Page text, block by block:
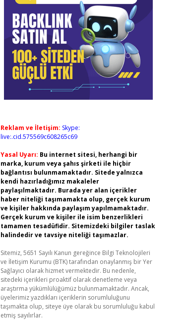
Reklam ve İletişim: Skype:
live:.cid.575569c608265c69
Yasal Uyarı: Bu internet sitesi, herhangi bir
marka, kurum veya şahıs şirketi ile hiçbir
bağlantısı bulunmamaktadır. Sitede yalnızca
kendi hazırladığımız makaleler
paylaşılmaktadır. Burada yer alan içerikler
haber niteliği taşımamakta olup, gerçek kurum
ve kişiler hakkında paylaşım yapılmamaktadır.
Gerçek kurum ve kişiler ile isim benzerlikleri
tamamen tesadüfidir. Sitemizdeki bilgiler taslak
halindedir ve tavsiye niteliği taşımazlar.
Sitemiz, 5651 Sayılı Kanun gereğince Bilgi Teknolojileri
ve İletişim Kurumu (BTK) tarafından onaylanmış bir Yer
Sağlayıcı olarak hizmet vermektedir. Bu nedenle,
sitedeki içerikleri proaktif olarak denetleme veya
araştırma yükümlülüğümüz bulunmamaktadır. Ancak,
üyelerimiz yazdıkları içeriklerin sorumluluğunu
taşımakta olup, siteye üye olarak bu sorumluluğu kabul
etmiş sayılırlar.